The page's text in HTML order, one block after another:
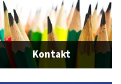
Kontakt